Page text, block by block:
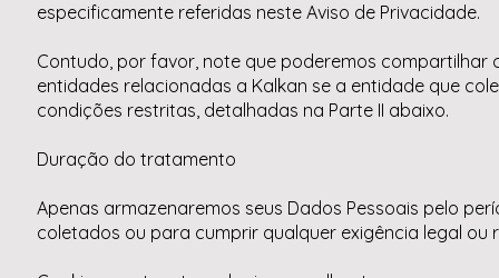
especificamente referidas neste Aviso de Privacidade.
Contudo, por favor, note que poderemos
entidades relacionadas a Kalkan se a entidade que
condições restritas, detalhadas na Parte II abaixo.
Duração do tratamento
Apenas armazenaremos seus Dados Pessoais pelo
coletados ou para cumprir qualquer exigência legal ou